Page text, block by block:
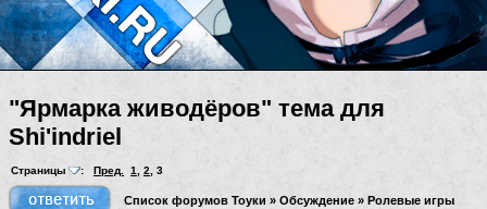
"Ярмарка живодёров" тема для
Shi'indriel
Страницы : Пред. 1, 2, 3
Список форумов Тоуки » Обсуждение » Ролевые игры